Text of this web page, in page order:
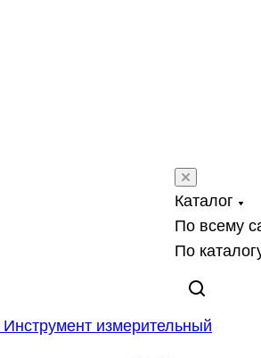
Каталог
По всему
По
Инструмент измерительный